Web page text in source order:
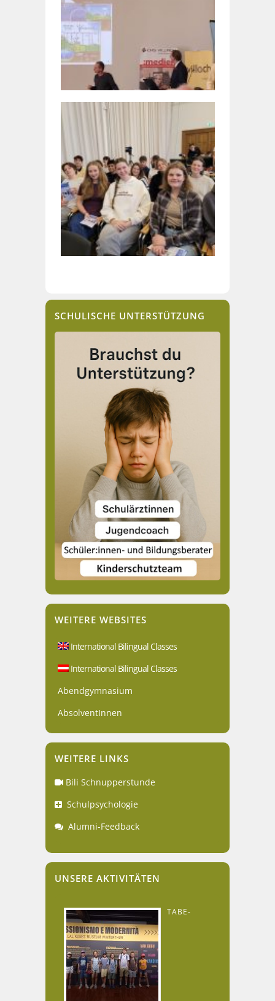
SCHULISCHE UNTERSTÜTZUNG
WEITERE WEBSITES
International Bilingual Classes
International Bilingual Classes
Abendgymnasium
AbsolventInnen
WEITERE LINKS
Bili Schnupperstunde
Schulpsychologie
Alumni-Feedback
UNSERE AKTIVITÄTEN
TABE-